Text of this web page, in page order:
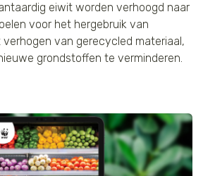
eiwit worden verhoogd naar
voor het hergebruik van
van gerecycled materiaal,
grondstoffen te verminderen.